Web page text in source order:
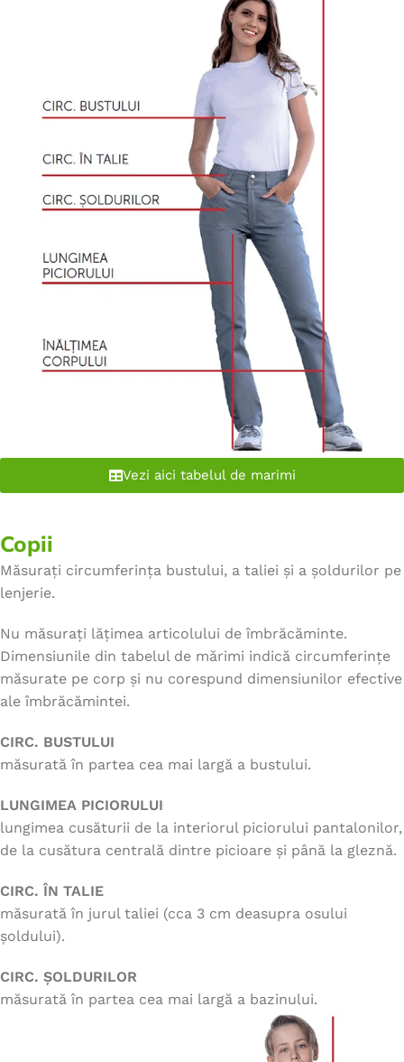
Vezi aici tabelul de marimi
Copii
Măsurați circumferința bustului, a taliei și a șoldurilor pe
lenjerie.
Nu măsurați lățimea articolului de îmbrăcăminte.
Dimensiunile din tabelul de mărimi indică circumferințe
măsurate pe corp și nu corespund dimensiunilor efective
ale îmbrăcămintei.
CIRC. BUSTULUI
măsurată în partea cea mai largă a bustului.
LUNGIMEA PICIORULUI
lungimea cusăturii de la interiorul piciorului pantalonilor,
de la cusătura centrală dintre picioare și până la gleznă.
CIRC. ÎN TALIE
măsurată în jurul taliei (cca 3 cm deasupra osului
șoldului).
CIRC. ȘOLDURILOR
măsurată în partea cea mai largă a bazinului.